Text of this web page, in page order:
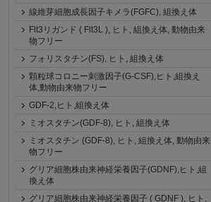
線維芽細胞成長因子キメラ(FGFC), 組換え体
Flt3リガンド ( Flt3L ), ヒト, 組換え体, 動物由来
物フリー
フォリスタチン(FS), ヒト, 組換え体
顆粒球コロニー刺激因子(G-CSF),ヒト,組換え
体,動物由来物フリー
GDF-2,ヒト,組換え体
ミオスタチン(GDF-8), ヒト, 組換え体
ミオスタチン (GDF-8), ヒト, 組換え体, 動物由来
物フリー
グリア細胞株由来神経栄養因子(GDNF),ヒト,組
換え体
グリア細胞株由来神経栄養因子 ( GDNF ), ヒト,